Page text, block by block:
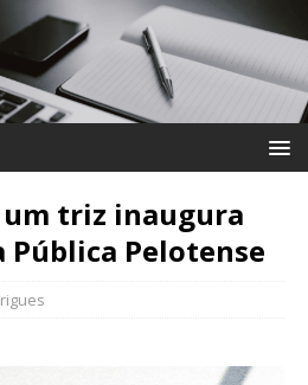
um triz inaugura
Pelotense